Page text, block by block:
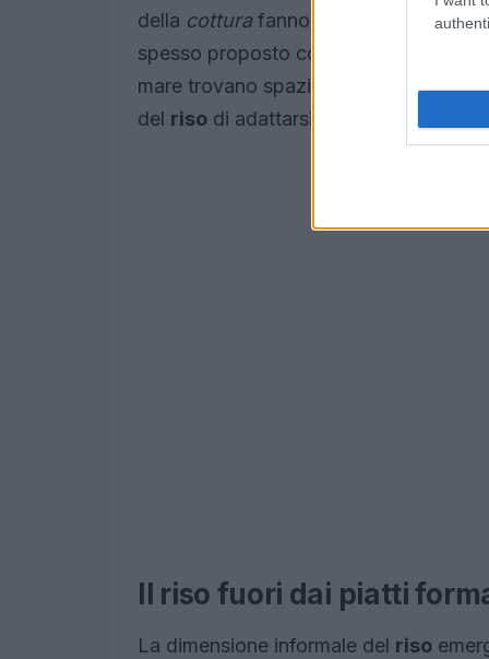
della cotturafanno la differenza. Nei
spesso proposto come portata di
mare trovano spazio nelle stagioni e
del riso di adattarsi ai contesti più
Il riso fuori dai piatti
La dimensione informale del riso